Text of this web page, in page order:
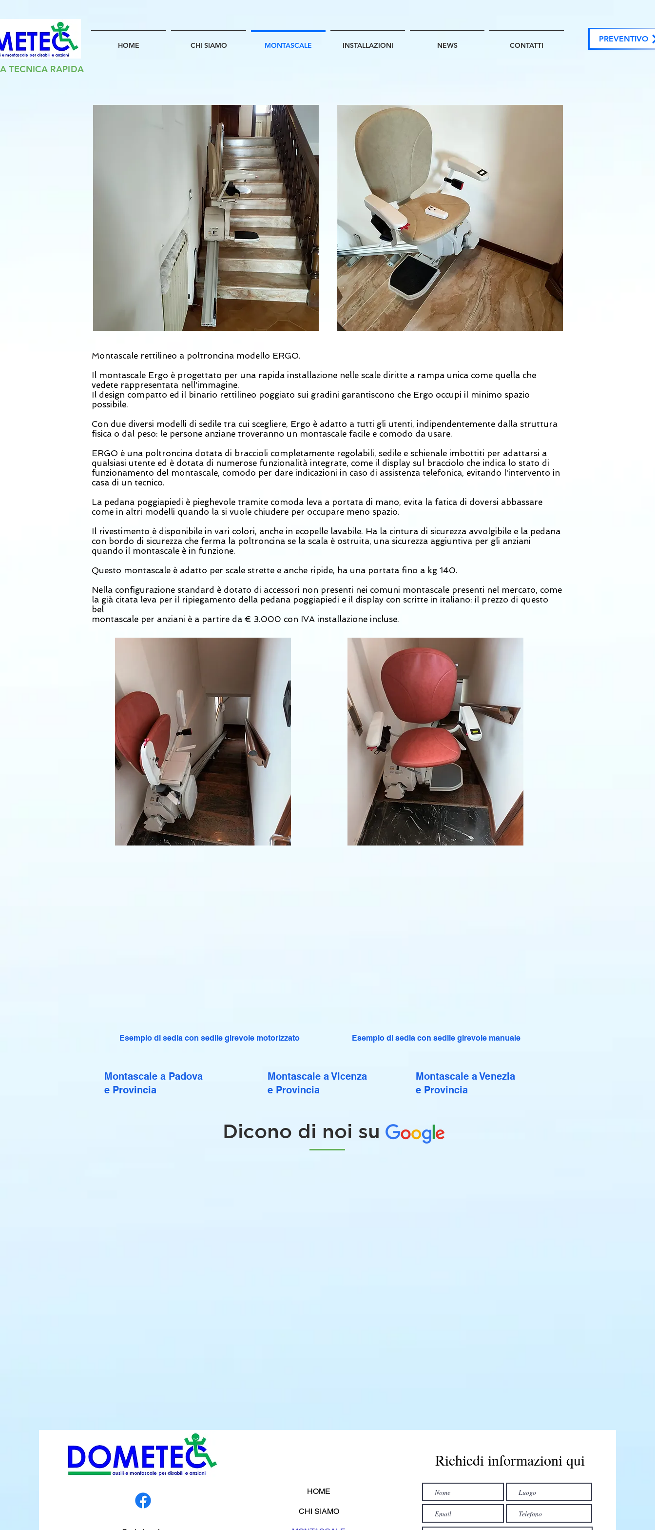
HOME CHI SIAMO MONTASCALE INSTALLAZIONI NEWS CONTATTI
PREVENTIVO
TECNICA RAPIDA
Montascale rettilineo a poltroncina modello ERGO.
Il montascale Ergo è progettato per una rapida installazione nelle scale diritte a rampa unica come quella che
vedete rappresentata nell'immagine.
Il design compatto ed il binario rettilineo poggiato sui gradini garantiscono che Ergo occupi il minimo spazio
possibile.
Con due diversi modelli di sedile tra cui scegliere, Ergo è adatto a tutti gli utenti, indipendentemente dalla struttura
fisica o dal peso: le persone anziane troveranno un montascale facile e comodo da usare.
ERGO è una poltroncina dotata di braccioli completamente regolabili, sedile e schienale imbottiti per adattarsi a
qualsiasi utente ed è dotata di numerose funzionalità integrate, come il display sul bracciolo che indica lo stato di
funzionamento del montascale, comodo per dare indicazioni in caso di assistenza telefonica, evitando l'intervento in
casa di un tecnico.
La pedana poggiapiedi è pieghevole tramite comoda leva a portata di mano, evita la fatica di doversi abbassare
come in altri modelli quando la si vuole chiudere per occupare meno spazio.
Il rivestimento è disponibile in vari colori, anche in ecopelle lavabile. Ha la cintura di sicurezza avvolgibile e la pedana
con bordo di sicurezza che ferma la poltroncina se la scala è ostruita, una sicurezza aggiuntiva per gli anziani
quando il montascale è in funzione.
Questo montascale è adatto per scale strette e anche ripide, ha una portata fino a kg 140.
Nella configurazione standard è dotato di accessori non presenti nei comuni montascale presenti nel mercato, come
la già citata leva per il ripiegamento della pedana poggiapiedi e il display con scritte in italiano: il prezzo di questo
bel
montascale per anziani è a partire da € 3.000 con IVA installazione incluse.
Esempio di sedia con sedile girevole motorizzato Esempio di sedia con sedile girevole manuale
Montascale a Padova
e Provincia
Montascale a Vicenza
e Provincia
Montascale a Venezia
e Provincia
Dicono di noi su
HOME
CHI SIAMO
Richiedi informazioni qui